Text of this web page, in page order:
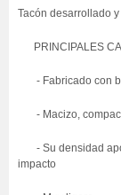
Tacón desarrollado
PRINCIPALES
- Fabricado con
- Macizo,
- Su densidad
impacto